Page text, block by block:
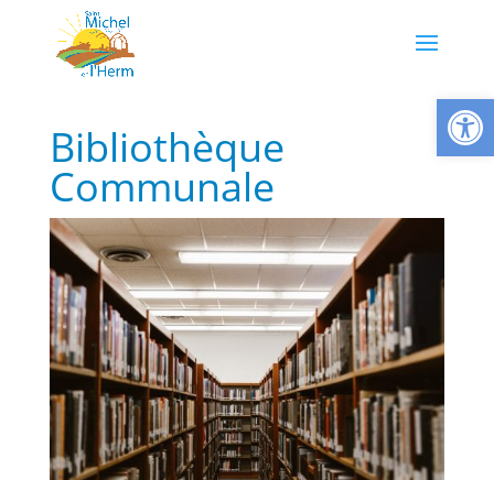
Bibliothèque
Communale
Ouvrir